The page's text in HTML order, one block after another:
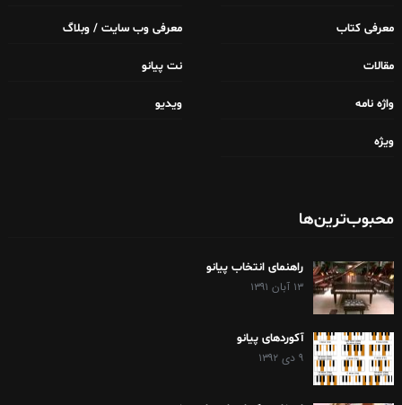
معرفی کتاب معرفی وب سایت / وبلاگ
مقالات نت پیانو
واژه نامه ویدیو
ویژه
محبوب‌ترین‌ها
راهنمای انتخاب پیانو
۱۳ آبان ۱۳۹۱
آکوردهای پیانو
۹ دی ۱۳۹۲